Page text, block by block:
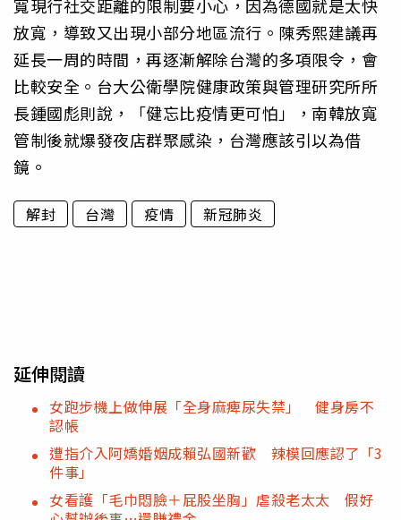
寬現行社交距離的限制要小心，因為德國就是太快
放寬，導致又出現小部分地區流行。陳秀熙建議再
延長一周的時間，再逐漸解除台灣的多項限令，會
比較安全。台大公衛學院健康政策與管理研究所所
長鍾國彪則說，「健忘比疫情更可怕」，南韓放寬
管制後就爆發夜店群聚感染，台灣應該引以為借
鏡。
解封 台灣 疫情 新冠肺炎
延伸閱讀
女跑步機上做伸展「全身麻痺尿失禁」 健身房不
認帳
遭指介入阿嬌婚姻成賴弘國新歡 辣模回應認了「3
件事」
女看護「毛巾悶臉＋屁股坐胸」虐殺老太太 假好